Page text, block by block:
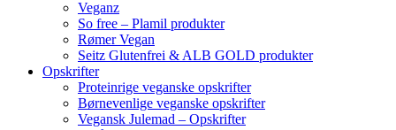
Veganz
So free – Plamil produkter
Rømer Vegan
Seitz Glutenfrei & ALB GOLD produkter
Opskrifter
Proteinrige veganske opskrifter
Børnevenlige veganske opskrifter
Vegansk Julemad – Opskrifter